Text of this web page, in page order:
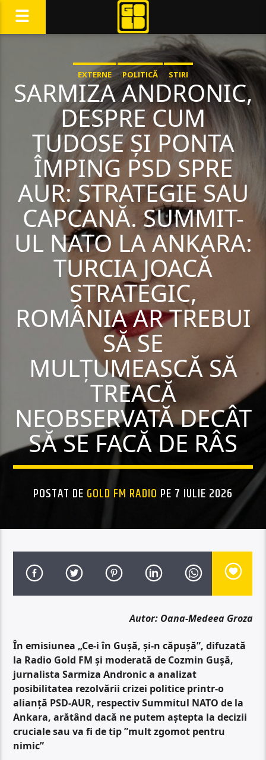
EXTERNE POLITICĂ STIRI
SARMIZA ANDRONIC,
DESPRE CUM
TUDOSE ȘI PONTA
ÎMPING PSD SPRE
AUR: STRATEGIE SAU
CAPCANĂ. SUMMIT-
UL NATO LA ANKARA:
TURCIA JOACĂ
STRATEGIC,
ROMÂNIA AR TREBUI
SĂ SE
MULȚUMEASCĂ SĂ
TREACĂ
NEOBSERVATĂ DECÂT
SĂ SE FACĂ DE RÂS
POSTAT DE GOLD FM RADIO PE 7 IULIE 2026
Autor: Oana-Medeea Groza
În emisiunea „Ce-i în Gușă, și-n căpușă”, difuzată
la Radio Gold FM și moderată de Cozmin Gușă,
jurnalista Sarmiza Andronic a analizat
posibilitatea rezolvării crizei politice printr-o
alianță PSD-AUR, respectiv Summitul NATO de la
Ankara, arătând dacă ne putem aștepta la decizii
cruciale sau va fi de tip ”mult zgomot pentru
nimic”